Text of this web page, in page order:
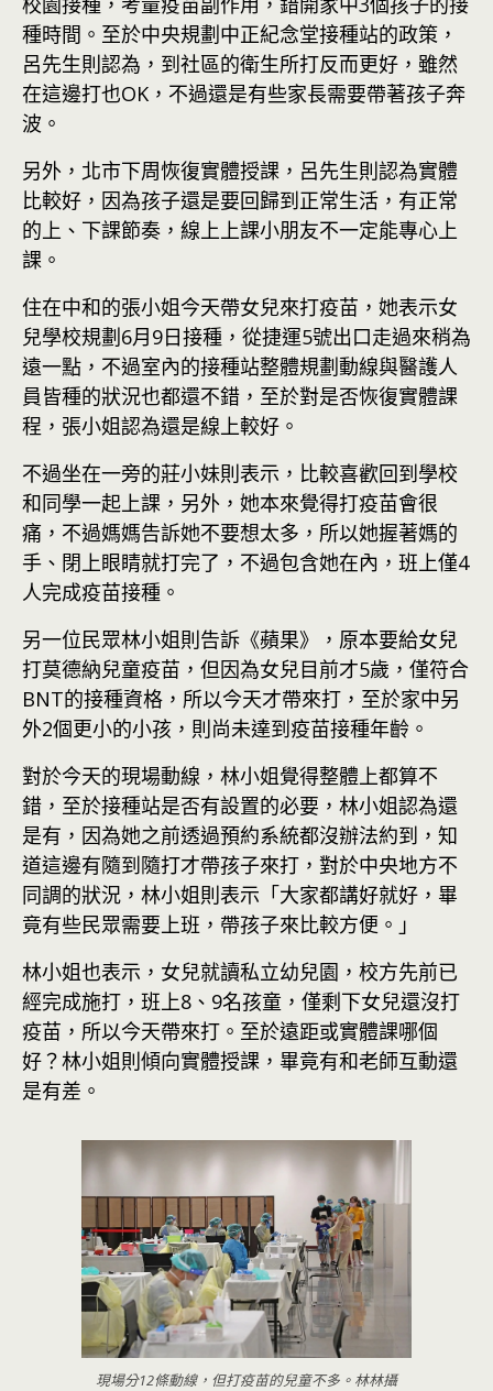
種時間。至於中央規劃中正紀念堂接種站的政策，
呂先生則認為，到社區的衛生所打反而更好，雖然
在這邊打也OK，不過還是有些家長需要帶著孩子奔
波。
另外，北市下周恢復實體授課，呂先生則認為實體
比較好，因為孩子還是要回歸到正常生活，有正常
的上、下課節奏，線上上課小朋友不一定能專心上
課。
住在中和的張小姐今天帶女兒來打疫苗，她表示女
兒學校規劃6月9日接種，從捷運5號出口走過來稍為
遠一點，不過室內的接種站整體規劃動線與醫護人
員皆種的狀況也都還不錯，至於對是否恢復實體課
程，張小姐認為還是線上較好。
不過坐在一旁的莊小妹則表示，比較喜歡回到學校
和同學一起上課，另外，她本來覺得打疫苗會很
痛，不過媽媽告訴她不要想太多，所以她握著媽的
手、閉上眼睛就打完了，不過包含她在內，班上僅4
人完成疫苗接種。
另一位民眾林小姐則告訴《蘋果》，原本要給女兒
打莫德納兒童疫苗，但因為女兒目前才5歲，僅符合
BNT的接種資格，所以今天才帶來打，至於家中另
外2個更小的小孩，則尚未達到疫苗接種年齡。
對於今天的現場動線，林小姐覺得整體上都算不
錯，至於接種站是否有設置的必要，林小姐認為還
是有，因為她之前透過預約系統都沒辦法約到，知
道這邊有隨到隨打才帶孩子來打，對於中央地方不
同調的狀況，林小姐則表示「大家都講好就好，畢
竟有些民眾需要上班，帶孩子來比較方便。」
林小姐也表示，女兒就讀私立幼兒園，校方先前已
經完成施打，班上8、9名孩童，僅剩下女兒還沒打
疫苗，所以今天帶來打。至於遠距或實體課哪個
好？林小姐則傾向實體授課，畢竟有和老師互動還
是有差。
現場分12條動線，但打疫苗的兒童不多。林林攝